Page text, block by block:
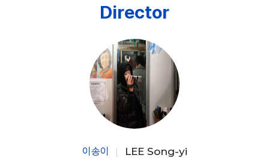
Director
이송이 LEE Song-yi